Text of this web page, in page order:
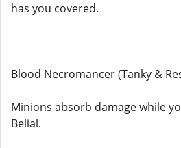
has you covered.
Blood Necromancer (Tanky &
Minions absorb damage while
Belial.